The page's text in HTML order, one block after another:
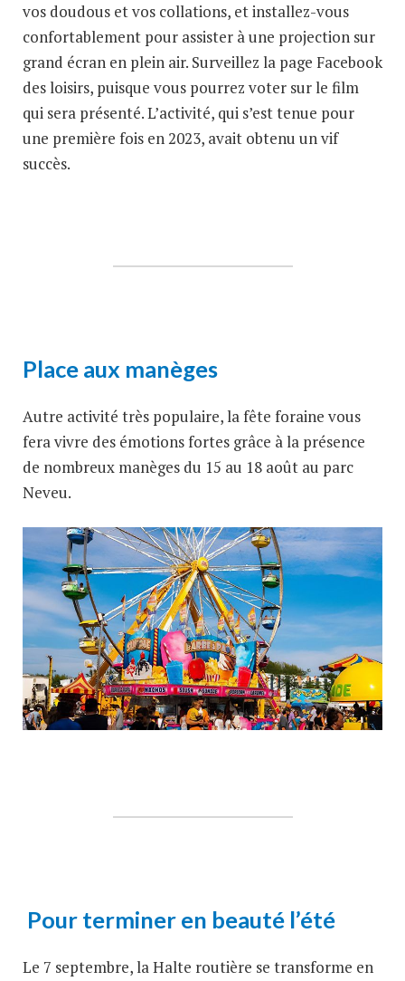
vos doudous et vos collations, et installez-vous
confortablement pour assister à une projection sur
grand écran en plein air. Surveillez la page Facebook
des loisirs, puisque vous pourrez voter sur le film
qui sera présenté. L’activité, qui s’est tenue pour
une première fois en 2023, avait obtenu un vif
succès.
Place aux manèges
Autre activité très populaire, la fête foraine vous
fera vivre des émotions fortes grâce à la présence
de nombreux manèges du 15 au 18 août au parc
Neveu.
Pour terminer en beauté l’été
Le 7 septembre, la Halte routière se transforme en